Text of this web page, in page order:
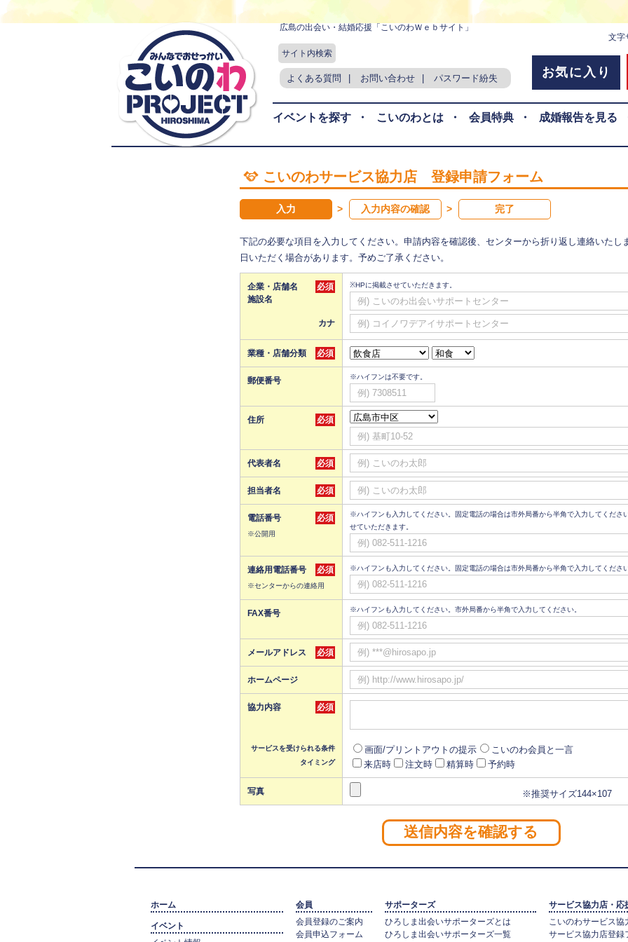
広島の出会い・結婚応援「こいのわＷｅｂサイト」
サイト内検索
文字
よくある質問 お問い合わせ パスワード紛失 お気に入り
イベントを探す ・ こいのわとは ・ 会員特典 ・ 成婚報告を見る
こいのわサービス協力店 登録申請フォーム
入力 入力内容の確認 完了
下記の必要な項目を入力してください。申請内容を確認後、センターから折り返し連絡いたし
日いただく場合があります。予めご了承ください。
企業・店舗名
必須
施設名
カナ
※HPに掲載させていただきます。
業種・店舗分類 必須
郵便番号 ※ハイフンは不要です。
住所 必須
代表者名 必須
担当者名 必須
電話番号 必須
※公開用
※ハイフンも入力してください。固定電話の場合は市外局番から半角で入力してくだ
せていただきます。
連絡用電話番号 必須
※センターからの連絡用
※ハイフンも入力してください。固定電話の場合は市外局番から半角で入力してください
FAX番号 ※ハイフンも入力してください。市外局番から半角で入力してください。
メールアドレス 必須
ホームページ
協力内容 必須
サービスを受けられる条件
タイミング
画面/プリントアウトの提示
こいのわ会員と一言
来店時
注文時 精算時 予約時
写真 ※推奨サイズ144×107
送信内容を確認する
ホーム
イベント
会員
会員登録のご案内
会員申込フォーム
サポーターズ
ひろしま出会いサポーターズとは
ひろしま出会いサポーターズ一覧
サービス協力店・応
こいのわサービス協
サービス協力店登録